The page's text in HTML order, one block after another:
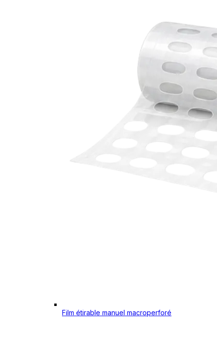
Film étirable manuel macroperforé